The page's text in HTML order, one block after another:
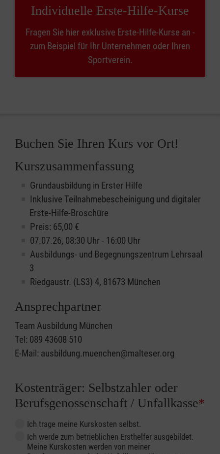
Individuelle Erste-Hilfe-Kurse
Fragen Sie hier exklusive Erste-Hilfe-Kurse an -
zum Beispiel für Ihr Unternehmen oder Ihren
Sportverein.
Buchen Sie Ihren Kurs vor Ort!
Kurszusammenfassung
Grundausbildung in Erster Hilfe
Inklusive Teilnahmebescheinigung und digitaler
Erste-Hilfe-Broschüre
Preis: 65,00 €
07.07.26, 08:30 Uhr - 16:00 Uhr
Ausbildungs- und Begegnungszentrum Lehrsaal
3
Riedgaustr. (LS3) 4, 81673 München
Ansprechpartner
Team Ausbildung München
Tel: 089 43608 510
E-Mail: ausbildung.muenchen@malteser.org
Kostenträger: Selbstzahler oder
Berufsgenossenschaft / Unfallkasse*
Ich trage meine Kurskosten selbst.
Ich werde zum betrieblichen Ersthelfer ausgebildet.
Meine Kurskosten werden von meiner